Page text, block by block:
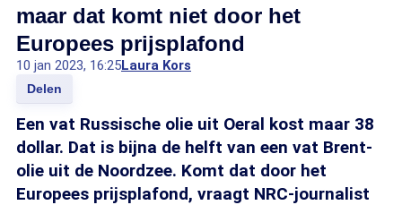
maar dat komt niet door het
Europees prijsplafond
10 jan 2023, 16:25Laura Kors
Delen
Een vat Russische olie uit Oeral kost maar 38
dollar. Dat is bijna de helft van een vat Brent-
olie uit de Noordzee. Komt dat door het
Europees prijsplafond, vraagt NRC-journalist